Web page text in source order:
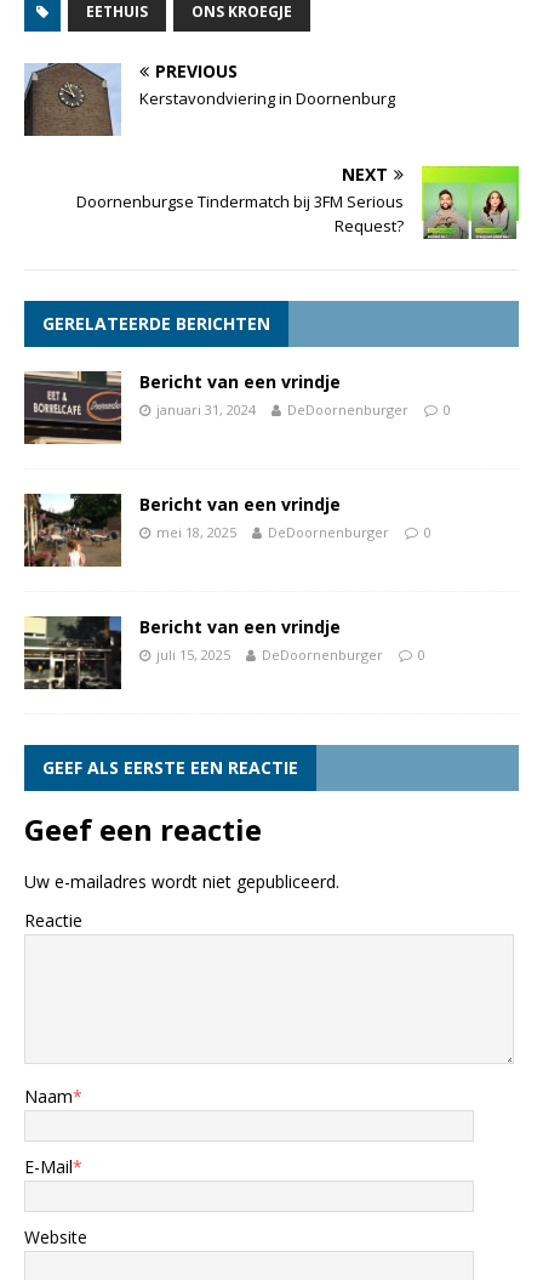
EETHUIS ONS KROEGJE
PREVIOUS
Kerstavondviering in Doornenburg
NEXT
Doornenburgse Tindermatch bij 3FM Serious
Request?
GERELATEERDE BERICHTEN
Bericht van een vrindje
januari 31, 2024 DeDoornenburger 0
Bericht van een vrindje
mei 18, 2025 DeDoornenburger 0
Bericht van een vrindje
juli 15, 2025 DeDoornenburger 0
GEEF ALS EERSTE EEN REACTIE
Geef een reactie
Uw e-mailadres wordt niet gepubliceerd.
Reactie
Naam*
E-Mail*
Website